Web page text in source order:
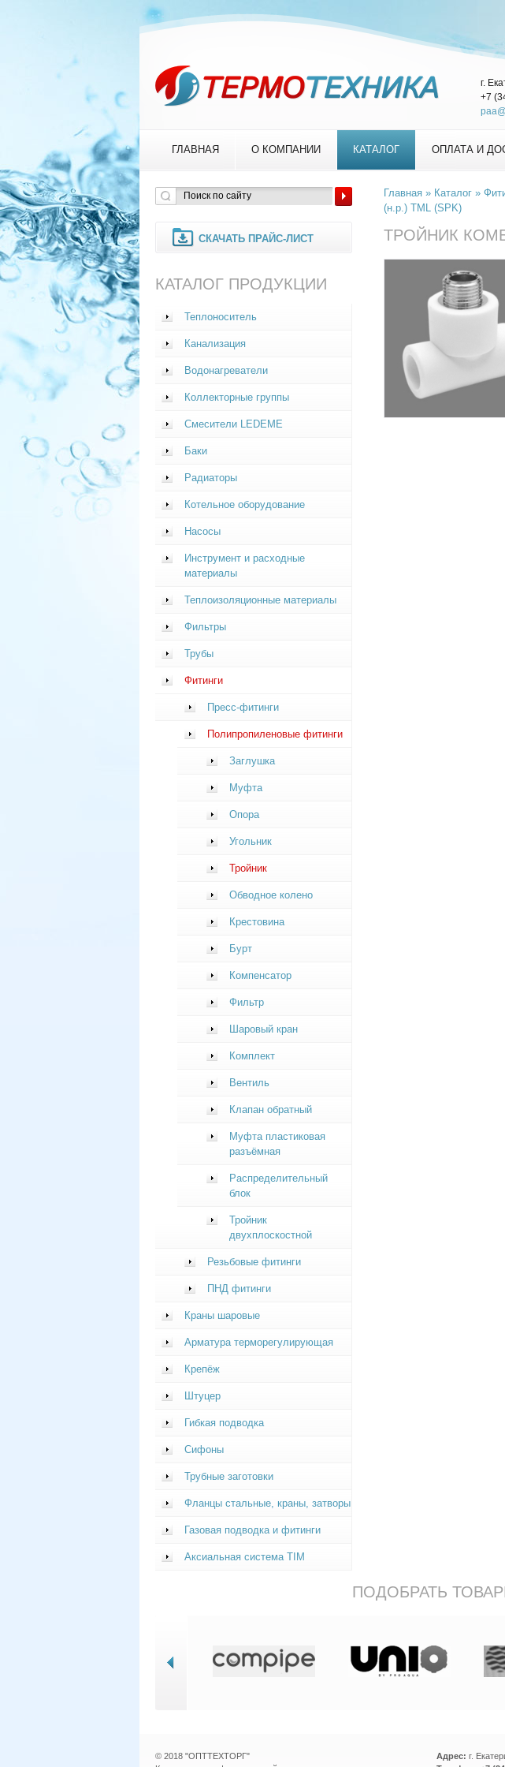
ГЛАВНАЯ О КОМПАНИИ КАТАЛОГ ОПЛАТА И
г.
+7
СКАЧАТЬ ПРАЙС-ЛИСТ
КАТАЛОГ ПРОДУКЦИИ
Теплоноситель
Канализация
Водонагреватели
Коллекторные группы
Смесители LEDEME
Баки
Радиаторы
Котельное оборудование
Насосы
Инструмент и расходные
материалы
Теплоизоляционные материалы
Фильтры
Трубы
Фитинги
Пресс-фитинги
Полипропиленовые фитинги
Заглушка
Муфта
Опора
Угольник
Тройник
Обводное колено
Крестовина
Бурт
Компенсатор
Фильтр
Шаровый кран
Комплект
Вентиль
Клапан обратный
Муфта пластиковая
разъёмная
Распределительный
блок
Тройник
двухплоскостной
Резьбовые фитинги
ПНД фитинги
Краны шаровые
Арматура терморегулирующая
Крепёж
Штуцер
Гибкая подводка
Сифоны
Трубные заготовки
Фланцы стальные, краны, затворы
Газовая подводка и фитинги
Аксиальная система TIM
Главная » Каталог »
(н.р.) TML (SPK)
ТРОЙНИК
ПОДОБРАТЬ
© 2018 "ОПТТЕХТОРГ"
Адрес: г.